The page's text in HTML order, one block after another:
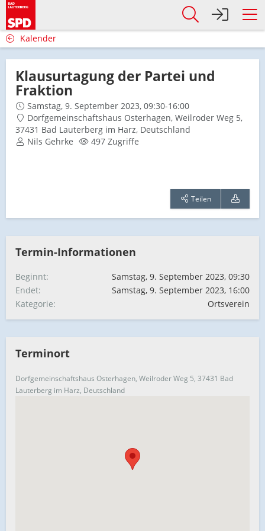
Kalender
Klausurtagung der Partei und
Fraktion
Samstag, 9. September 2023, 09:30-16:00
Dorfgemeinschaftshaus Osterhagen, Weilroder Weg 5,
37431 Bad Lauterberg im Harz, Deutschland
Nils Gehrke
497 Zugriffe
Teilen
Termin-Informationen
Beginnt
Samstag, 9. September 2023, 09:30
Endet
Samstag, 9. September 2023, 16:00
Kategorie
Ortsverein
Terminort
Dorfgemeinschaftshaus Osterhagen, Weilroder Weg 5, 37431 Bad
Lauterberg im Harz, Deutschland